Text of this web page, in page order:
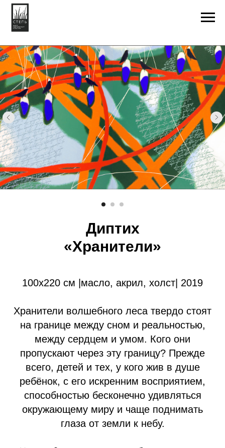
Диптих
«Хранители»
100х220 см |масло, акрил, холст| 2019
Хранители волшебного леса твердо стоят
на границе между сном и реальностью,
между сердцем и умом. Кого они
пропускают через эту границу? Прежде
всего, детей и тех, у кого жив в душе
ребёнок, с его искренним восприятием,
способностью бесконечно удивляться
окружающему миру и чаще поднимать
глаза от земли к небу.